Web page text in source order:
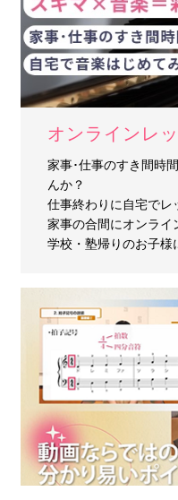
オンラインレ
家事･仕事のすき間時
んか？
仕事終わりに自宅でレ
家事の合間にオンライ
学校・塾帰りのお子様